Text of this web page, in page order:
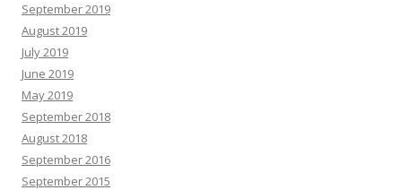
September 2019
August 2019
July 2019
June 2019
May 2019
September 2018
August 2018
September 2016
September 2015